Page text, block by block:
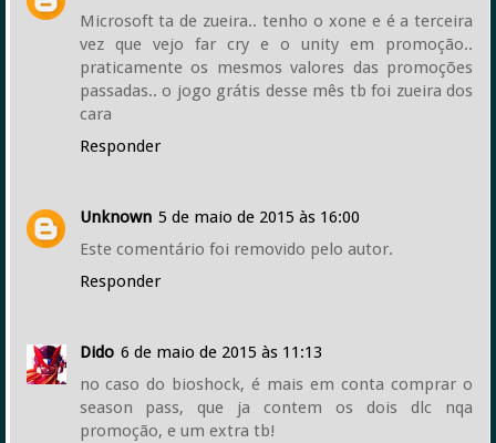
Microsoft ta de zueira.. tenho o xone e é a terceira
vez que vejo far cry e o unity em promoção..
praticamente os mesmos valores das promoções
passadas.. o jogo grátis desse mês tb foi zueira dos
cara
Responder
Unknown 5 de maio de 2015 às 16:00
Este comentário foi removido pelo autor.
Responder
Dido 6 de maio de 2015 às 11:13
no caso do bioshock, é mais em conta comprar o
season pass, que ja contem os dois dlc nqa
promoção, e um extra tb!